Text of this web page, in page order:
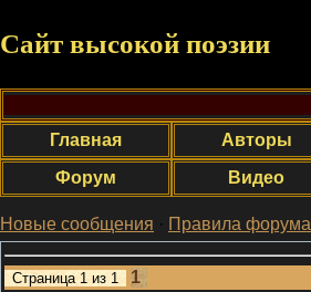
Сайт высокой поэзии
Главная
Авторы
Форум
Видео
Новые сообщения · Правила форума
Страница 1 из 1 1